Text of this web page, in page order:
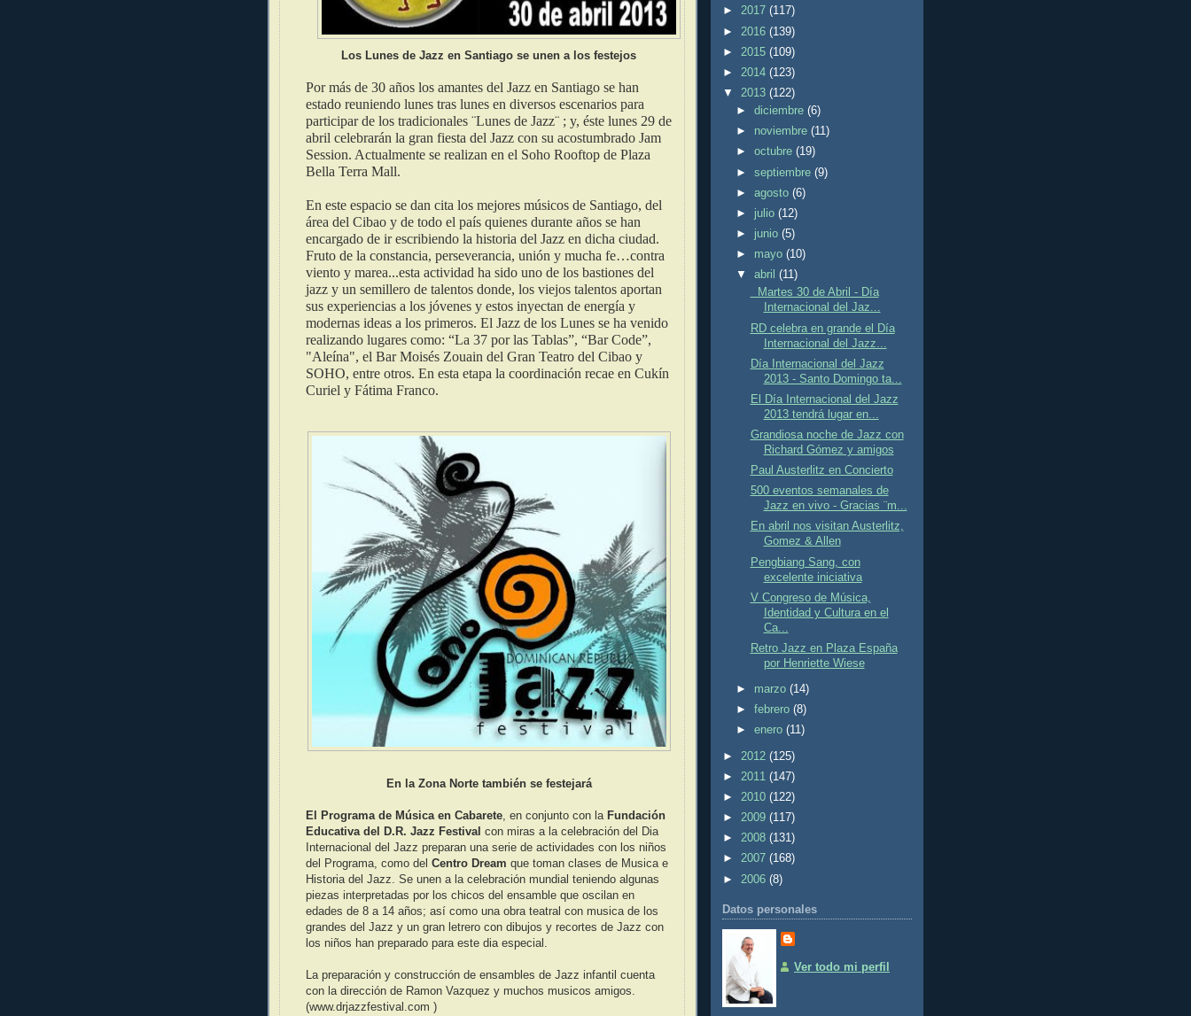
Los Lunes de Jazz en Santiago se unen a los festejos
Por más de 30 años los amantes del Jazz en Santiago se han
estado reuniendo lunes tras lunes en diversos escenarios para
participar de los tradicionales ¨Lunes de Jazz¨ ; y, éste lunes 29 de
abril celebrarán la gran fiesta del Jazz con su acostumbrado Jam
Session. Actualmente se realizan en el Soho Rooftop de Plaza
Bella Terra Mall.
En este espacio se dan cita los mejores músicos de Santiago, del
área del Cibao y de todo el país quienes durante años se han
encargado de ir escribiendo la historia del Jazz en dicha ciudad.
Fruto de la constancia, perseverancia, unión y mucha fe…contra
viento y marea...esta actividad ha sido uno de los bastiones del
jazz y un semillero de talentos donde, los viejos talentos aportan
sus experiencias a los jóvenes y estos inyectan de energía y
modernas ideas a los primeros. El Jazz de los Lunes se ha venido
realizando lugares como: “La 37 por las Tablas”, “Bar Code”,
"Aleína", el Bar Moisés Zouain del Gran Teatro del Cibao y
SOHO, entre otros. En esta etapa la coordinación recae en Cukín
Curiel y Fátima Franco.
En la Zona Norte también se festejará
El Programa de Música en Cabarete, en conjunto con la Fundación
Educativa del D.R. Jazz Festival con miras a la celebración del Dia
Internacional del Jazz preparan una serie de actividades con los niños
del Programa, como del Centro Dream que toman clases de Musica e
Historia del Jazz. Se unen a la celebración mundial teniendo algunas
piezas interpretadas por los chicos del ensamble que oscilan en
edades de 8 a 14 años; así como una obra teatral con musica de los
grandes del Jazz y un gran letrero con dibujos y recortes de Jazz con
los niños han preparado para este dia especial.
La preparación y construcción de ensambles de Jazz infantil cuenta
con la dirección de Ramon Vazquez y muchos musicos amigos.
(www.drjazzfestival.com )
► 2017 (117)
► 2016 (139)
► 2015 (109)
► 2014 (123)
▼ 2013 (122)
►diciembre(6)
► noviembre(11)
►octubre(19)
►septiembre(9)
►agosto(6)
► julio(12)
► junio(5)
► mayo(10)
▼abril(11)
Martes 30 de Abril - Día
Internacional del Jaz...
RD celebra en grande el Día
Internacional del Jazz...
Día Internacional del Jazz
2013 - Santo Domingo ta...
El Día Internacional del Jazz
2013 tendrá lugar en...
Grandiosa noche de Jazz con
Richard Gómez y amigos
Paul Austerlitz en Concierto
500 eventos semanales de
Jazz en vivo - Gracias ¨m...
En abril nos visitan Austerlitz,
Gomez & Allen
Pengbiang Sang, con
excelente iniciativa
V Congreso de Música,
Identidad y Cultura en el
Ca...
Retro Jazz en Plaza España
por Henriette Wiese
► marzo(14)
►febrero(8)
►enero(11)
► 2012 (125)
► 2011 (147)
► 2010 (122)
► 2009 (117)
► 2008 (131)
► 2007 (168)
► 2006 (8)
Datos personales
Ver todo mi perfil